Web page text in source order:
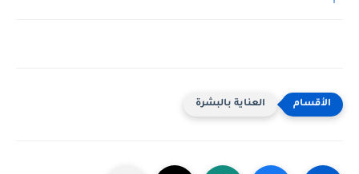
العناية بالبشرة